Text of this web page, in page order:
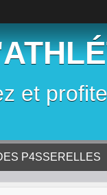
et
P4SSERELLES